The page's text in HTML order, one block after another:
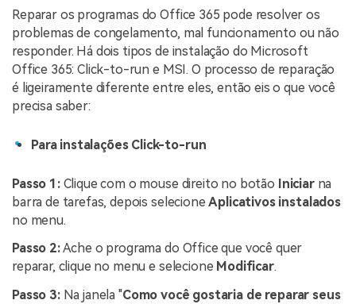
Reparar os programas do Office 365 pode resolver os
problemas de congelamento, mal funcionamento ou não
responder. Há dois tipos de instalação do Microsoft
Office 365: Click-to-run e MSI. O processo de reparação
é ligeiramente diferente entre eles, então eis o que você
precisa saber:
Para instalações Click-to-run
Passo 1:Clique com o mouse direito no botão Iniciarna
barra de tarefas, depois selecioneAplicativos instalados
no menu.
Passo 2:Ache o programa do Office que você quer
reparar, clique no menu e selecione Modificar.
Passo 3:Na janela "Como você gostaria de reparar seus